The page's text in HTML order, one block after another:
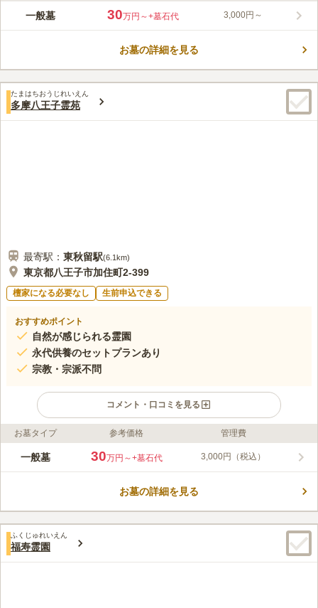
八王子道玄霊園は、八王子市加住町にある宗旨・宗派自由の霊園
ます。 この霊園は、園内の中でもいろいろな表情を持っていま
化財もあり、周辺環境も良好です。
口コミ評価
みんなの評価
60代男性
駅から近くてとても便利です。近くに花屋さんがあります。20人
一般墓 30万円～+墓石代 3,000円～
お墓の詳細を見る
たまはちおうじれいえん
多摩八王子霊苑
最寄駅： 東秋留駅(6.1km)
東京都八王子市加住町2-399
檀家になる必要なし 生前申込できる
おすすめポイント
自然が感じられる霊園
永代供養のセットプランあり
宗教・宗派不問
コメント・口コミを見る
ライフドット編集部のコメント
多摩八王子霊苑は、都心から1時間ほどのところに位置する、自
お得なプランも用意されています。 永代使用料は1㎡あたり10万
ができます。
口コミ評価
みんなの評価
50代男性
供え物は寺で事前に申し込むシステムで用意されている。食事処
お墓タイプ 参考価格 管理費
一般墓 30万円～+墓石代 3,000円（税込）
お墓の詳細を見る
ふくじゅれいえん
福寿霊園